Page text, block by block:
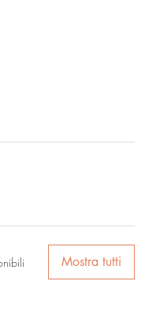
Mostra tutti